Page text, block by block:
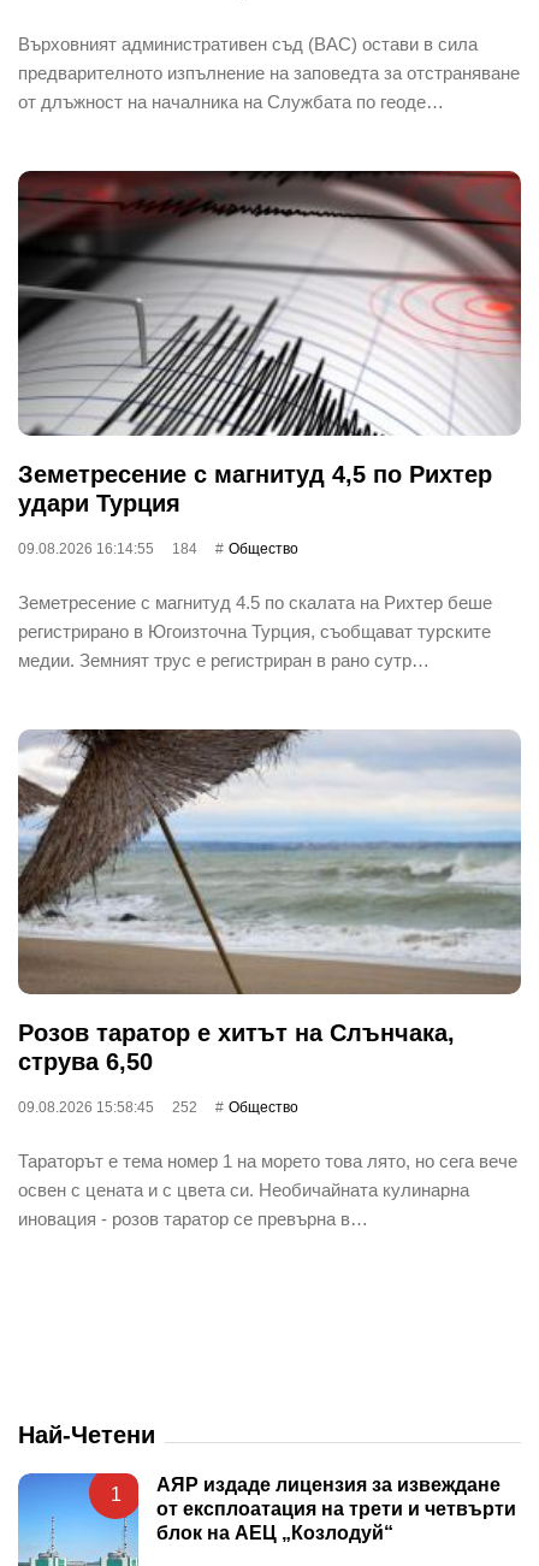
Върховният административен съд (ВАС) остави в сила
предварителното изпълнение на заповедта за отстраняване
от длъжност на началника на Службата по геоде…
Земетресение с магнитуд 4,5 по Рихтер
удари Турция
09.08.2026 16:14:55 184 Общество
Земетресение с магнитуд 4.5 по скалата на Рихтер беше
регистрирано в Югоизточна Турция, съобщават турските
медии. Земният трус е регистриран в рано сутр…
Розов таратор е хитът на Слънчака,
струва 6,50
09.08.2026 15:58:45 252 Общество
Тараторът е тема номер 1 на морето това лято, но сега вече
освен с цената и с цвета си. Необичайната кулинарна
иновация - розов таратор се превърна в…
Най-Четени
1
АЯР издаде лицензия за извеждане
от експлоатация на трети и четвърти
блок на АЕЦ „Козлодуй“